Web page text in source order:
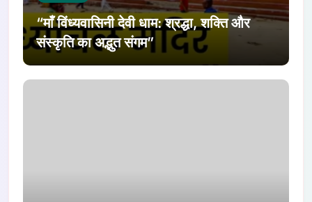
“माँ विंध्यवासिनी देवी धाम: श्रद्धा, शक्ति और
संस्कृति का अद्भुत संगम”